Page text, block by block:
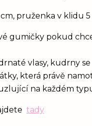
pruženka v klidu
gumičky pokud
vlasy, kudrny
která právě
na každém
tady